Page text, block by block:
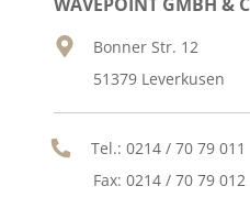
Bonner Str. 12
51379 Leverkusen
Tel.: 0214 / 70 79 011
Fax: 0214 / 70 79 012